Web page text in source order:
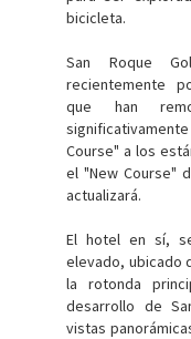
bicicleta.
San Roque
recientemente
que han
Course" a los
el "New Course"
actualizará.
El hotel en sí,
elevado, ubicado
la rotonda
desarrollo de
vistas